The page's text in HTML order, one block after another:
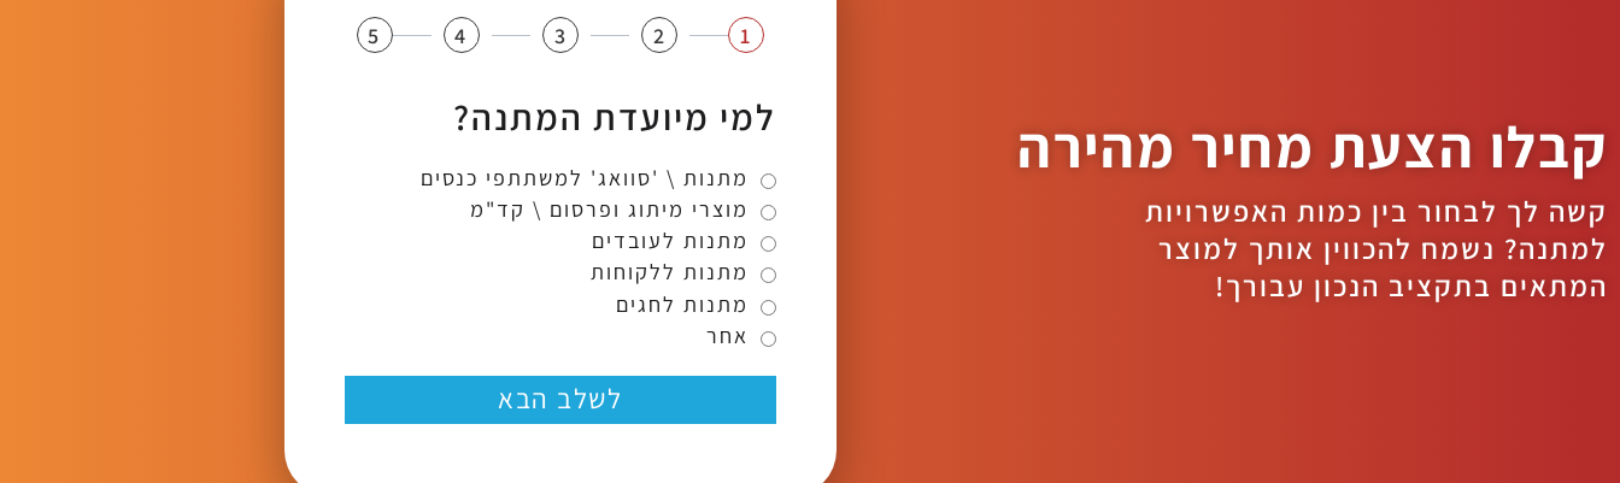
קבלו הצעת מחיר מהירה
קשה לך לבחור בין כמות האפשרויות
למתנה? נשמח להכווין אותך למוצר
המתאים בתקציב הנכון עבורך!
1
2
3
4
5
למי מיועדת המתנה?
מתנות \ 'סוואג' למשתתפי כנסים
מוצרי מיתוג ופרסום \ קד"מ
מתנות לעובדים
מתנות ללקוחות
מתנות לחגים
אחר
לשלב הבא